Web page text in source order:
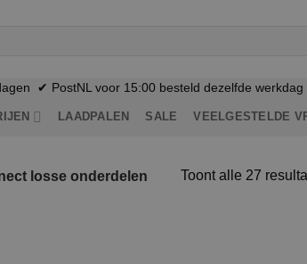
✔ PostNL voor 15:00 besteld dezelfde
LAADPALEN SALE VEELGESTELDE
losse onderdelen Toont alle 27